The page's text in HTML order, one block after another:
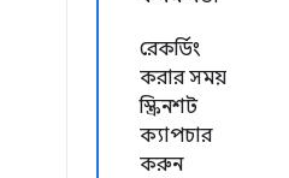
রেকর্ডিং
করার সময়
স্ক্রিনশট
ক্যাপচার
করুন